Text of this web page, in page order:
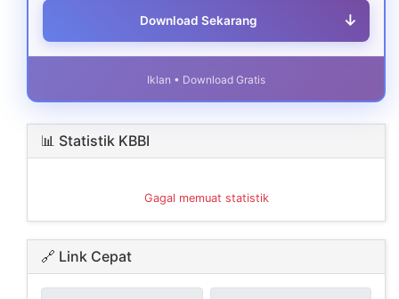
Download Sekarang ↓
Iklan • Download Gratis
📊 Statistik KBBI
Gagal memuat statistik
🔗 Link Cepat